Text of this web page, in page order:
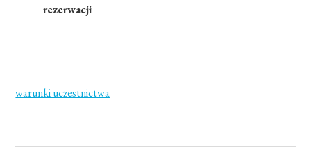
rezerwacji
warunki uczestnictwa